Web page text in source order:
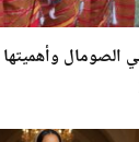
الصومال